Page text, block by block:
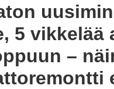
5 vikkelää
–